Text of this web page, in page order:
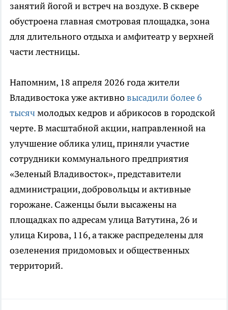
занятий йогой и встреч на воздухе. В сквере
обустроена главная смотровая площадка, зона
для длительного отдыха и амфитеатр у верхней
части лестницы.
Напомним, 18 апреля 2026 года жители
Владивостока уже активновысадили более 6
тысячмолодых кедров и абрикосов в городской
черте. В масштабной акции, направленной на
улучшение облика улиц, приняли участие
сотрудники коммунального предприятия
«Зеленый Владивосток», представители
администрации, добровольцы и активные
горожане. Саженцы были высажены на
площадках по адресам улица Ватутина, 26 и
улица Кирова, 116, а также распределены для
озеленения придомовых и общественных
территорий.